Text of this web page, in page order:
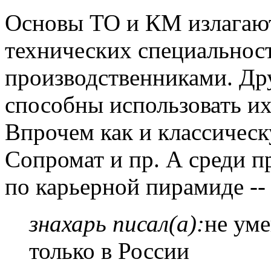
Основы ТО и КМ
технических
производственниками.
способны использовать
Впрочем как и
Сопромат и пр. А среди
по карьерной пирамиде --
знахарь писал(а):не
только в России